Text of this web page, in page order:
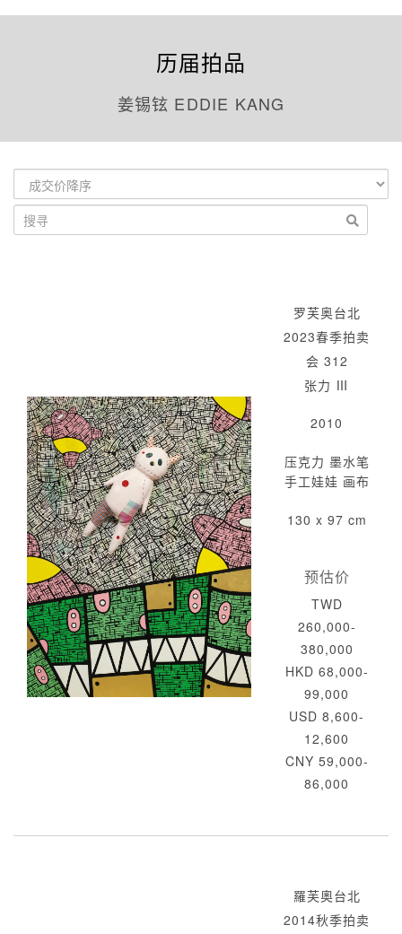
历届拍品
姜锡铉 EDDIE KANG
罗芙奥台北
2023春季拍卖
会 312
张力 Ⅲ
2010
压克力 墨水笔
手工娃娃 画布
130 x 97 cm
预估价
TWD
260,000-
380,000
HKD 68,000-
99,000
USD 8,600-
12,600
CNY 59,000-
86,000
羅芙奧台北
2014秋季拍卖